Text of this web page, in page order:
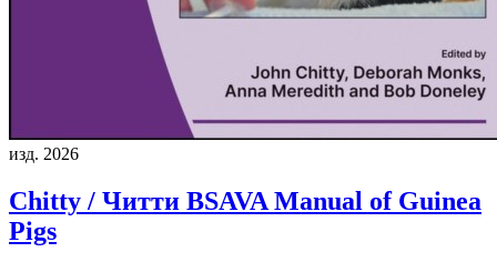
изд. 2026
Chitty / Читти BSAVA Manual of Guinea
Pigs